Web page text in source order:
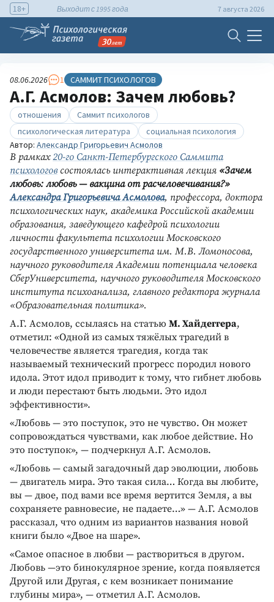
18+ Выходит с 1995 года 7 августа 2026
08.06.2026 1 САММИТ ПСИХОЛОГОВ
А.Г. Асмолов: Зачем любовь?
отношения
Саммит психологов
психологическая литература
социальная психология
Автор: Александр Григорьевич Асмолов
В рамках20-го Санкт-Петербургского Саммита
психологовсостоялась интерактивная лекция «Зачем
любовь: любовь — вакцина от расчеловечивания?»
Александра Григорьевича Асмолова, профессора, доктора
психологических наук, академика Российской академии
образования, заведующего кафедрой психологии
личности факультета психологии Московского
государственного университета им. М.В. Ломоносова,
научного руководителя Академии потенциала человека
СберУниверситета, научного руководителя Московского
института психоанализа, главного редактора журнала
«Образовательная политика».
А.Г. Асмолов, ссылаясь на статью М. Хайдеггера,
отметил: «Одной из самых тяжёлых трагедий в
человечестве является трагедия, когда так
называемый технический прогресс породил нового
идола. Этот идол приводит к тому, что гибнет любовь
и люди перестают быть людьми. Это идол
эффективности».
«Любовь — это поступок, это не чувство. Он может
сопровождаться чувствами, как любое действие. Но
это поступок», — подчеркнул А.Г. Асмолов.
«Любовь — самый загадочный дар эволюции, любовь
— двигатель мира. Это такая сила… Когда вы любите,
вы — двое, под вами все время вертится Земля, а вы
сохраняете равновесие, не падаете…» — А.Г. Асмолов
рассказал, что одним из вариантов названия новой
книги было «Двое на шаре».
«Самое опасное в любви — раствориться в другом.
Любовь —это бинокулярное зрение, когда появляется
Другой или Другая, с кем возникает понимание
глубины мира», — отметил А.Г. Асмолов.